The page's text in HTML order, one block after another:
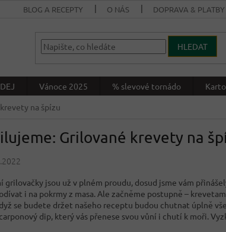
BLOG A RECEPTY O NÁS DOPRAVA & PLATBY
HLEDAT
Vánoce 2025 % slevové tornádo
na špízu
Grilované krevety na
grilovačky jsou už v plném proudu, dosud jsme vám
i na pokrmy z masa. Ale začněme postupně –
se budete držet našeho receptu budou chutnat úplně
dip, který vás přenese svou vůní i chutí k moři.